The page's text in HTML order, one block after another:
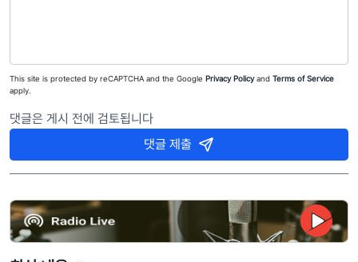
This site is protected by reCAPTCHA and the Google Privacy Policyand Terms of Service
apply.
댓글은 게시 전에 검토됩니다
댓글 제출